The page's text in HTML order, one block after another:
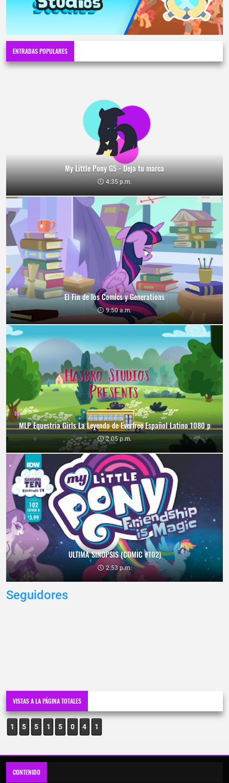
ENTRADAS POPULARES
My Little Pony G5 - Deja tu marca
4:35 p.m.
El Fin de los Comics y Generations
9:50 a.m.
MLP Equestria Girls La Leyenda de Everfree Español Latino 1080 p
2:05 p.m.
ULTIMA SINOPSIS (COMIC #102)
2:53 p.m.
Seguidores
VISTAS A LA PÁGINA TOTALES
1 5 5 1 5 0 4 1
CONTENIDO